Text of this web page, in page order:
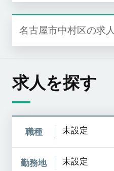
名古屋市中村区の求人
求人を探す
職種 未設定
勤務地 未設定